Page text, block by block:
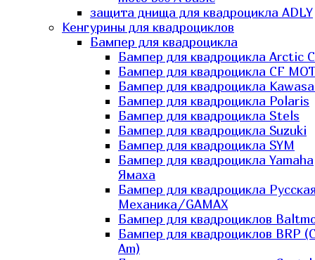
защита днища для квадроцикла ADLY
Кенгурины для квадроциклов
Бампер для квадроцикла
Бампер для квадроцикла Arctic
Бампер для квадроцикла CF
Бампер для квадроцикла
Бампер для квадроцикла Polaris
Бампер для квадроцикла Stels
Бампер для квадроцикла Suzuki
Бампер для квадроцикла SYM
Бампер для квадроцикла Yamaha
Ямаха
Бампер для квадроцикла
Механика/GAMAX
Бампер для квадроциклов
Бампер для квадроциклов BRP
Am)